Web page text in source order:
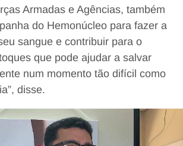
Armadas e Agências, também
do Hemonúcleo para fazer a
sangue e contribuir para o
que pode ajudar a salvar
num momento tão difícil como
disse.